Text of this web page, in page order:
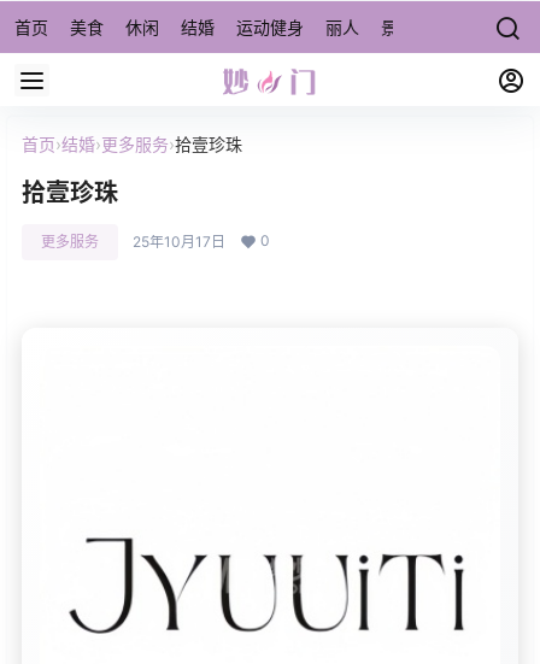
首页 美食 休闲 结婚 运动健身 丽人 景点/周边游 宠物
首页›结婚›更多服务›拾壹珍珠
拾壹珍珠
更多服务 25年10月17日 0